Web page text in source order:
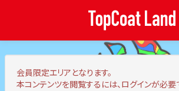
会員限定エリア となります。
本コンテンツを閲覧するには、ログインが必要